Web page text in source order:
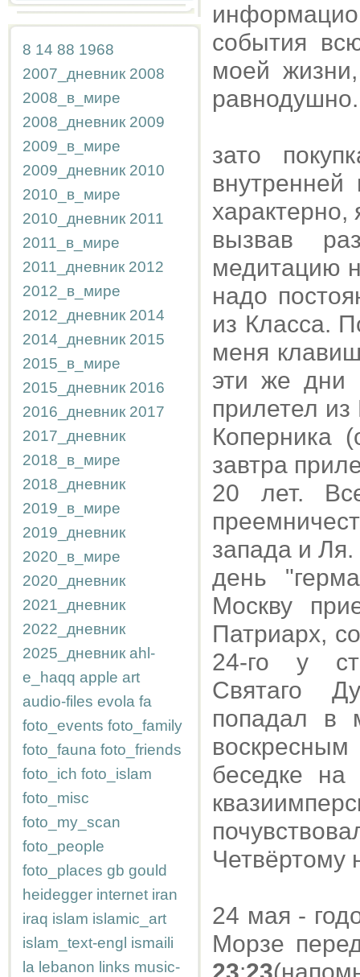
8 14 88 1968
2007_дневник 2008
2008_в_мире
2008_дневник 2009
2009_в_мире
2009_дневник 2010
2010_в_мире
2010_дневник 2011
2011_в_мире
2011_дневник 2012
2012_в_мире
2012_дневник 2014
2014_дневник 2015
2015_в_мире
2015_дневник 2016
2016_дневник 2017
2017_дневник
2018_в_мире
2018_дневник
2019_в_мире
2019_дневник
2020_в_мире
2020_дневник
2021_дневник
2022_дневник
2025_дневник ahl-
e_haqq apple art
audio-files evola fa
foto_events foto_family
foto_fauna foto_friends
foto_ich foto_islam
foto_misc
foto_my_scan
foto_people
foto_places gb gould
heidegger internet iran
iraq islam islamic_art
islam_text-engl ismaili
la lebanon links music-
события
моей
равнодушно.
зато
вызвав
медитацию
надо
из Класса.
меня
эти же дни
прилетел
Коперника
завтра
20 лет.
запада и
день
Москву
Патриарх,
24-го у
Святаго
попадал в
беседке на
Четвёртому
24 мая -
Морзе